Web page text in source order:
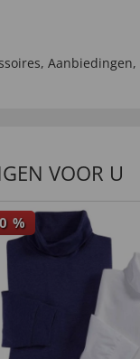
, Aanbiedingen,
VOOR U
0 %